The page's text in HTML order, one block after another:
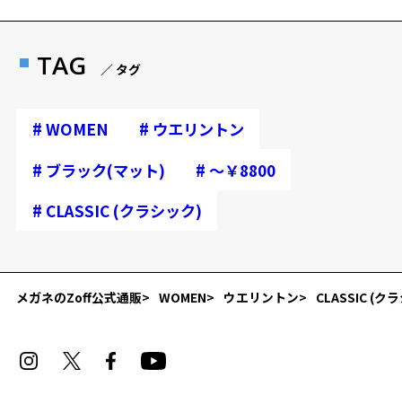
再入荷お知らせメールのお申し込み
TAG ／ タグ
# WOMEN # ウエリントン
# ブラック(マット) # ～￥8800
# CLASSIC (クラシック)
メガネのZoff公式通販 WOMEN ウエリントン CLASSIC (ク